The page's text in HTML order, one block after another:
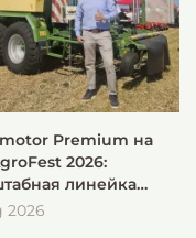
Premium на
2026:
линейка
для быстрой и
2026